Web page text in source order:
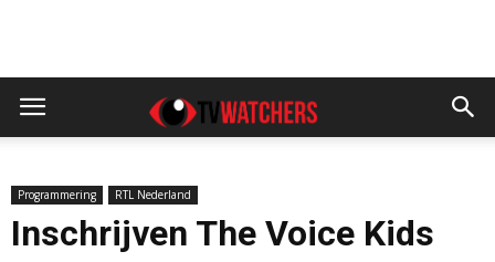
Programmering RTL Nederland
Inschrijven The Voice Kids